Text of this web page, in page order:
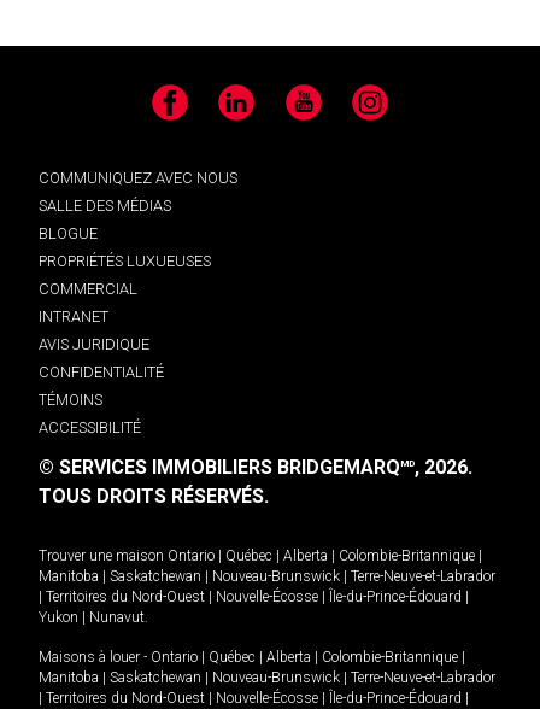
Facebook LinkedIn YouTube Instagram
COMMUNIQUEZ AVEC NOUS
SALLE DES MÉDIAS
BLOGUE
PROPRIÉTÉS LUXUEUSES
COMMERCIAL
INTRANET
AVIS JURIDIQUE
CONFIDENTIALITÉ
TÉMOINS
ACCESSIBILITÉ
© SERVICES IMMOBILIERS BRIDGEMARQMD, 2026.
TOUS DROITS RÉSERVÉS.
Trouver une maison Ontario Québec Alberta Colombie-Britannique
Manitoba
Saskatchewan Nouveau-Brunswick
Terre-Neuve-et-Labrador
Territoires du Nord-Ouest Nouvelle-Écosse Île-du-Prince-Édouard
Yukon
Nunavut.
Maisons à louer - Ontario Québec Alberta Colombie-Britannique
Manitoba
Saskatchewan Nouveau-Brunswick
Terre-Neuve-et-Labrador
Territoires du Nord-Ouest Nouvelle-Écosse Île-du-Prince-Édouard